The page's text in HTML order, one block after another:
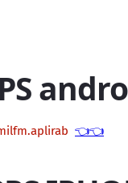
👈👈